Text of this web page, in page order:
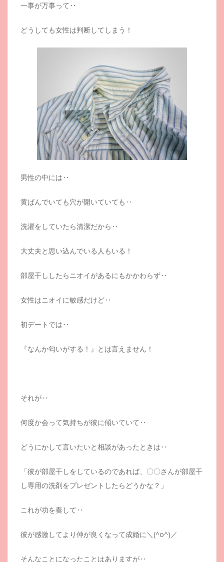
一事が万事って‥
どうしても女性は判断してしまう！
男性の中には‥
黄ばんでいても穴が開いていても‥
洗濯をしていたら清潔だから‥
大丈夫と思い込んでいる人もいる！
部屋干ししたらニオイがあるにもかかわらず‥
女性はニオイに敏感だけど‥
初デートでは‥
『なんか匂いがする！』とは言えません！
それが‥
何度か会って気持ちが彼に傾いていて‥
どうにかして言いたいと相談があったときは‥
「彼が部屋干しをしているのであれば、〇〇さんが部屋干
し専用の洗剤をプレゼントしたらどうかな？」
これが功を奏して‥
彼が感激してより仲が良くなって成婚に＼(^o^)／
そんなことになったことはありますが‥